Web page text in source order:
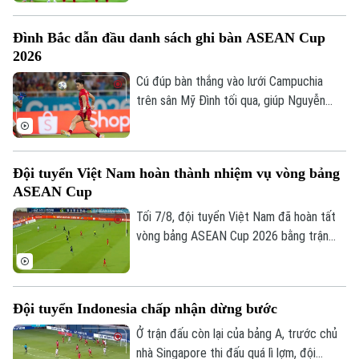
của đội tuyển Việt Nam trên sân Mỹ Đình.
thể mua vé.
Đình Bắc dẫn đầu danh sách ghi bàn ASEAN Cup
2026
Cú đúp bàn thắng vào lưới Campuchia
trên sân Mỹ Đình tối qua, giúp Nguyễn
Đội tuyển Việt Nam hoàn thành nhiệm vụ vòng bảng
ASEAN Cup
Tối 7/8, đội tuyển Việt Nam đã hoàn tất
vòng bảng ASEAN Cup 2026 bằng trận
có được niềm vui trọn vẹn ở Mỹ Đình.
Đội tuyển Indonesia chấp nhận dừng bước
Ở trận đấu còn lại của bảng A, trước chủ
nhà Singapore thi đấu quá lì lợm, đội